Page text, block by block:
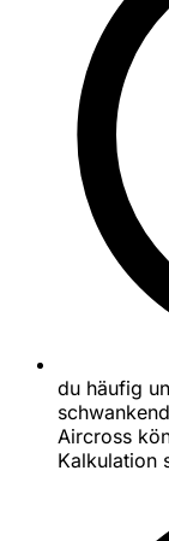
du häufig
Aircross
Kalkulation